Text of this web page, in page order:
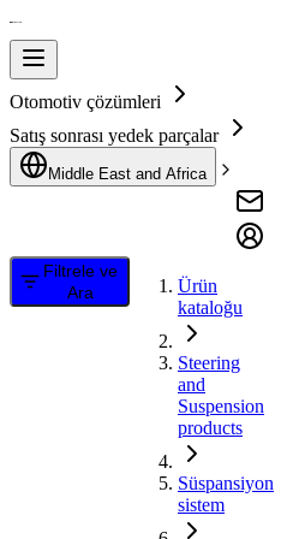
Otomotiv çözümleri
Satış sonrası yedek parçalar
Middle East and Africa
Filtrele ve
Ara
Ürün
kataloğu
Steering
and
Suspension
products
Süspansiyon
sistem